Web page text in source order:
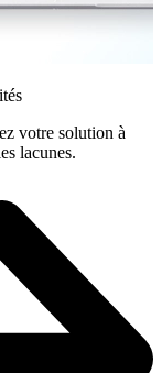
votre solution à
lacunes.